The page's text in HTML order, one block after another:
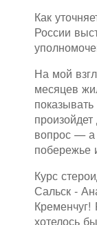
Как
России
На мой
месяцев
вопрос — а
побережье
Курс
Сальск -
хотелось